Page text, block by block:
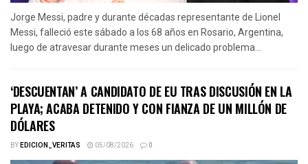
Jorge Messi, padre y durante décadas representante de Lionel
Messi, falleció este sábado a los 68 años en Rosario, Argentina,
luego de atravesar durante meses un delicado problema...
‘DESCUENTAN’ A CANDIDATO DE EU TRAS DISCUSIÓN EN LA
PLAYA; ACABA DETENIDO Y CON FIANZA DE UN MILLÓN DE
DÓLARES
BYEDICION_VERITAS 05/08/2026 0